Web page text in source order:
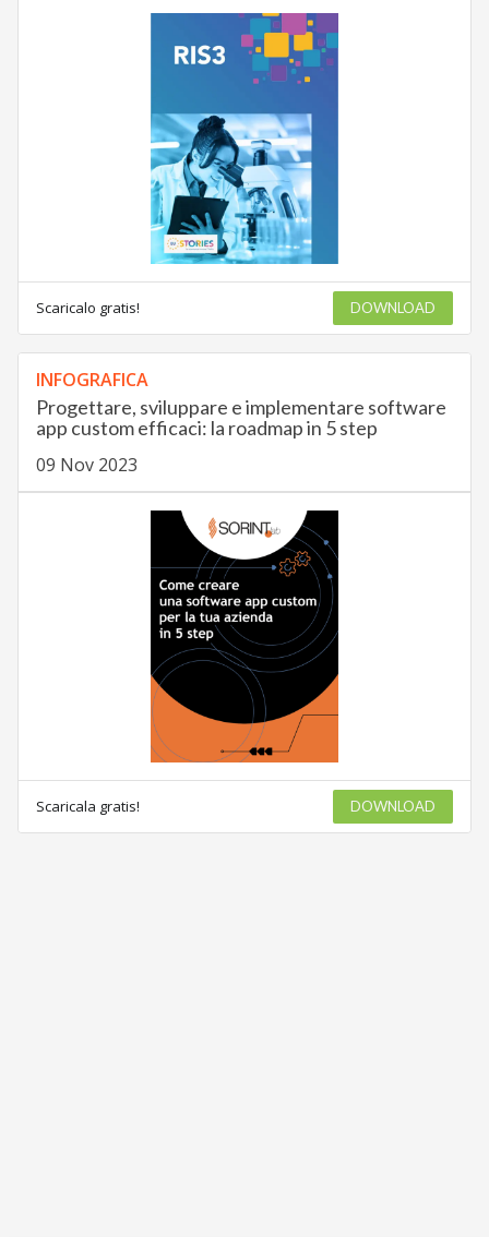
Scaricalo gratis! DOWNLOAD
INFOGRAFICA
Progettare, sviluppare e implementare software
app custom efficaci: la roadmap in 5 step
09 Nov 2023
Scaricala gratis! DOWNLOAD